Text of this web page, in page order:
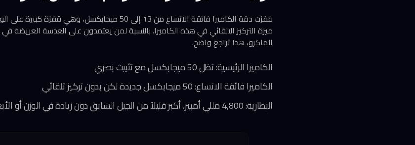
قفزت دقة الكاميرا فائقة الاتساع من 13 إلى 50 ميجابكسل،
ميزة التركيز التلقائي في هذه الكاميرا. بالنسبة لمن يعتمدون على العدسة العريضة
الماكرو، هذا تراجع واضح.
الكاميرا الرئيسية: تظل 50 ميجابكسل مع تثبيت بصري
الكاميرا فائقة الاتساع: 50 ميجابكسل جديدة لكن بدون تركيز تلقائي
البطارية: 4,800 مللي أمبير، أكبر قليلاً من الجيل السابق دون زيادة في الوزن أو الأبعاد